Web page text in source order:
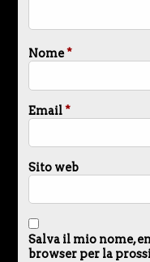
Nome*
Email*
Sito web
Salva il mio nome,
browser per la